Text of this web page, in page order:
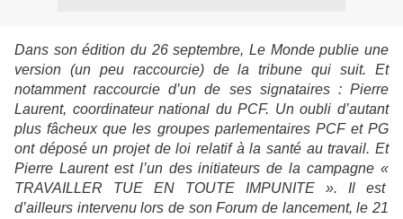
Dans son édition du 26 septembre, Le Monde publie une
version (un peu raccourcie) de la tribune qui suit. Et
notamment raccourcie d’un de ses signataires : Pierre
Laurent, coordinateur national du PCF. Un oubli d’autant
plus fâcheux que les groupes parlementaires PCF et PG
ont déposé un projet de loi relatif à la santé au travail. Et
Pierre Laurent est l’un des initiateurs de la campagne «
TRAVAILLER TUE EN TOUTE IMPUNITE ». Il est
d’ailleurs intervenu lors de son Forum de lancement, le 21